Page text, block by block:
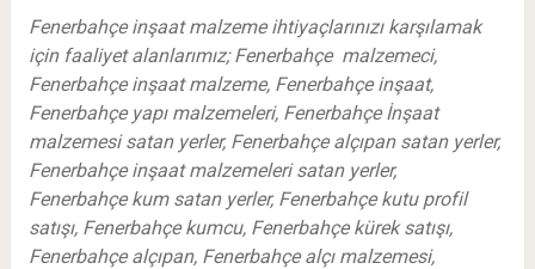
Fenerbahçe inşaat malzeme ihtiyaçlarınızı karşılamak
için faaliyet alanlarımız; Fenerbahçe malzemeci,
Fenerbahçe inşaat malzeme, Fenerbahçe inşaat,
Fenerbahçe yapı malzemeleri, Fenerbahçe İnşaat
malzemesi satan yerler, Fenerbahçe alçıpan satan yerler,
Fenerbahçe inşaat malzemeleri satan yerler,
Fenerbahçe kum satan yerler, Fenerbahçe kutu profil
satışı, Fenerbahçe kumcu, Fenerbahçe kürek satışı,
Fenerbahçe alçıpan, Fenerbahçe alçı malzemesi,